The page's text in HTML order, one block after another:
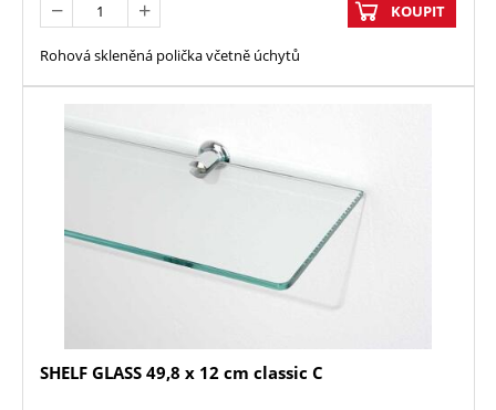
KOUPIT
Rohová skleněná polička včetně úchytů
SHELF GLASS 49,8 x 12 cm classic C